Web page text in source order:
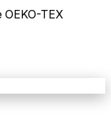
TEX